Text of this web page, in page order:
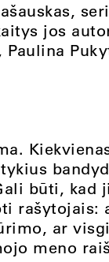
jos
būti, kad
rašytojais:
ar
meno